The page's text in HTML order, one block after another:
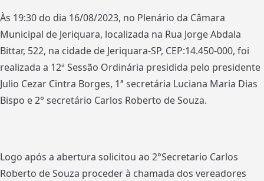
Às 19:30 do dia 16/08/2023, no Plenário da Câmara
Municipal de Jeriquara, localizada na Rua Jorge Abdala
Bittar, 522, na cidade de Jeriquara-SP, CEP:14.450-000, foi
realizada a 12ª Sessão Ordinária presidida pelo presidente
Julio Cezar Cintra Borges, 1ª secretária Luciana Maria Dias
Bispo e 2° secretário Carlos Roberto de Souza.
Logo após a abertura solicitou ao 2°Secretario Carlos
Roberto de Souza proceder à chamada dos vereadores